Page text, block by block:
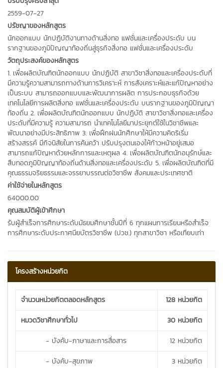
2559-07-27
ปรัชญาของหลักสูตร
นักออกแบบ นักปฏิบัติงานทางด้านสิ่งทอ แฟชั่นและเครื่องประดับ บน
รากฐานของภูมิปัญญาท้องถิ่นสู่ธุรกิจสิ่งทอ แฟชั่นและเครื่องประดับ
วัตถุประสงค์ของหลักสูตร
1. เพื่อผลิตบัณฑิตนักออกแบบ นักปฏิบัติ สาขาวิชาสิ่งทอและเครื่องประดับที่
มีความรู้ความสามารถทางด้านการวิเคราะห์ การสังเคราะห์และแก้ปัญหาอย่าง
เป็นระบบ สามารถออกแบบและพัฒนาการผลิต การประกอบธุรกิจด้วย
เทคโนโลยีการผลิตสิ่งทอ แฟชั่นและเครื่องประดับ บนรากฐานของภูมิปัญญา
ท้องถิ่น 2. เพื่อผลิตบัณฑิตนักออกแบบ นักปฏิบัติ สาขาวิชาสิ่งทอและเครื่อง
ประดับที่มีความรู้ ความสามารถ นำเทคโนโลยีมาประยุกต์ใช้ในวิชาชีพและ
พัฒนาอย่างมีประสิทธิภาพ 3. เพื่อฝึกฝนนักศึกษาให้มีความคิดริเริ่ม
สร้างสรรค์ มีกิจนิสัยในการค้นคว้า ปรับปรุงตนเองให้ก้าวหน้าอยู่เสมอ
สามารถแก้ปัญหาด้วยหลักการและเหตุผล 4. เพื่อผลิตบัณฑิตนักอนุรักษ์และ
สืบทอดภูมิปัญญาท้องถิ่นด้านสิ่งทอและเครื่องประดับ 5. เพื่อผลิตบัณฑิตที่มี
คุณธรรมจริยธรรมและจรรยาบรรณต่อวิชาชีพ สังคมและประเทศชาติ
ค่าใช้จ่ายในหลักสูตร
64000.00
คุณสมบัติผู้เข้าศึกษา
รับผู้สำเร็จการศึกษาระดับมัธยมศึกษาชั้นปีที่ 6 ทุกแผนการเรียนหรือสำเร็จ
การศึกษาระดับประกาศนียบัตรวิชาชีพ (ปวช.) ทุกสาขาวิชา หรือเทียบเท่า
โครงสร้างหน่วยกิต
จำนวนหน่วยกิตตลอดหลักสูตร
128 หน่วยกิต
หมวดวิชาศึกษาทั่วไป
30 หน่วยกิต
- บังคับ-ภาษาและการสื่อสาร
12 หน่วยกิต
- บังคับ-สุขภาพ
3 หน่วยกิต